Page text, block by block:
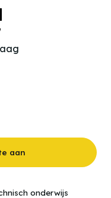
aan
onderwijs